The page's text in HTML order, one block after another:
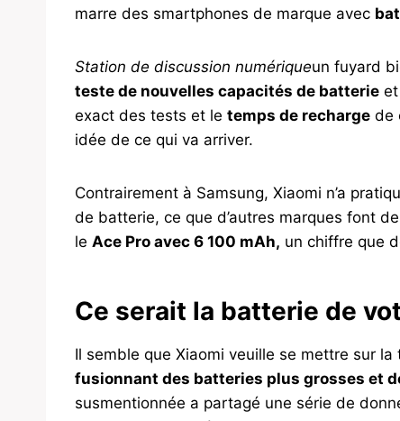
marre des smartphones de marque avec
Station de discussion numériqueun fuyard
teste de nouvelles capacités de batterie
exact des tests et le temps de recharge de
idée de ce qui va arriver.
Contrairement à Samsung, Xiaomi n’a
de batterie, ce que d’autres marques font
le Ace Pro avec 6 100 mAh, un chiffre que
Ce serait la batterie de
Il semble que Xiaomi veuille se mettre sur la
fusionnant des batteries plus grosses et
susmentionnée a partagé une série de